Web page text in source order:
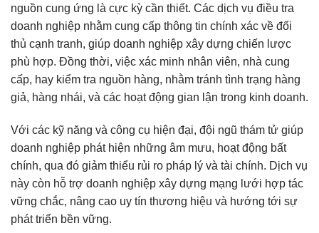
nguồn cung ứng là cực kỳ cần thiết. Các dịch vụ điều tra
doanh nghiệp nhằm cung cấp thông tin chính xác về đối
thủ cạnh tranh, giúp doanh nghiệp xây dựng chiến lược
phù hợp. Đồng thời, việc xác minh nhân viên, nhà cung
cấp, hay kiểm tra nguồn hàng, nhằm tránh tình trạng hàng
giả, hàng nhái, và các hoạt động gian lận trong kinh doanh.
Với các kỹ năng và công cụ hiện đại, đội ngũ thám tử giúp
doanh nghiệp phát hiện những âm mưu, hoạt động bất
chính, qua đó giảm thiểu rủi ro pháp lý và tài chính. Dịch vụ
này còn hỗ trợ doanh nghiệp xây dựng mạng lưới hợp tác
vững chắc, nâng cao uy tín thương hiệu và hướng tới sự
phát triển bền vững.